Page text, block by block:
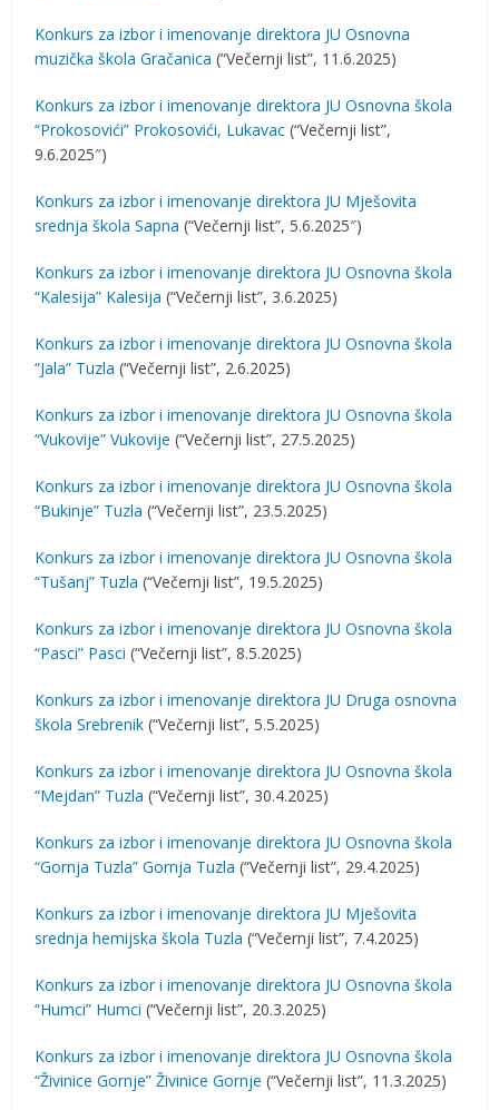
Konkurs za izbor i imenovanje direktora JU Osnovna
muzička škola Gračanica (“Večernji list”, 11.6.2025)
Konkurs za izbor i imenovanje direktora JU Osnovna škola
“Prokosovići” Prokosovići, Lukavac (“Večernji list”,
9.6.2025″)
Konkurs za izbor i imenovanje direktora JU Mješovita
srednja škola Sapna (“Večernji list”, 5.6.2025″)
Konkurs za izbor i imenovanje direktora JU Osnovna škola
“Kalesija” Kalesija (“Večernji list”, 3.6.2025)
Konkurs za izbor i imenovanje direktora JU Osnovna škola
“Jala” Tuzla (“Večernji list”, 2.6.2025)
Konkurs za izbor i imenovanje direktora JU Osnovna škola
“Vukovije” Vukovije (“Večernji list”, 27.5.2025)
Konkurs za izbor i imenovanje direktora JU Osnovna škola
“Bukinje” Tuzla (“Večernji list”, 23.5.2025)
Konkurs za izbor i imenovanje direktora JU Osnovna škola
“Tušanj” Tuzla (“Večernji list”, 19.5.2025)
Konkurs za izbor i imenovanje direktora JU Osnovna škola
“Pasci” Pasci (“Večernji list”, 8.5.2025)
Konkurs za izbor i imenovanje direktora JU Druga osnovna
škola Srebrenik (“Večernji list”, 5.5.2025)
Konkurs za izbor i imenovanje direktora JU Osnovna škola
“Mejdan” Tuzla (“Večernji list”, 30.4.2025)
Konkurs za izbor i imenovanje direktora JU Osnovna škola
“Gornja Tuzla” Gornja Tuzla (“Večernji list”, 29.4.2025)
Konkurs za izbor i imenovanje direktora JU Mješovita
srednja hemijska škola Tuzla (“Večernji list”, 7.4.2025)
Konkurs za izbor i imenovanje direktora JU Osnovna škola
“Humci” Humci (“Večernji list”, 20.3.2025)
Konkurs za izbor i imenovanje direktora JU Osnovna škola
“Živinice Gornje” Živinice Gornje (“Večernji list”, 11.3.2025)